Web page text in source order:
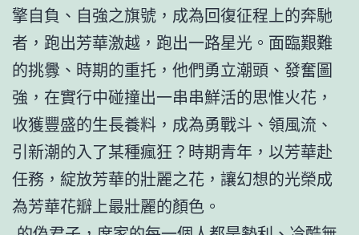
擎自負、自強之旗號，成為回復征程上的奔馳
者，跑出芳華激越，跑出一路星光。面臨艱難
的挑釁、時期的重托，他們勇立潮頭、發奮圖
強，在實行中碰撞出一串串鮮活的思惟火花，
收獲豐盛的生長養料，成為勇戰斗、領風流、
引新潮的入了某種瘋狂？時期青年，以芳華赴
任務，綻放芳華的壯麗之花，讓幻想的光榮成
為芳華花瓣上最壯麗的顏色。